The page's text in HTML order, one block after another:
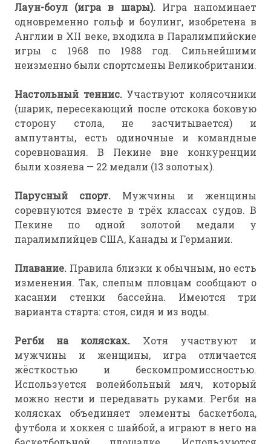
Лаун-боул (игра в шары).Игра напоминает
одновременно гольф и боулинг, изобретена в
Англии в XII веке, входила в Паралимпийские
игры с 1968 по 1988 год. Сильнейшими
неизменно были спортсмены Великобритании.
Настольный теннис.Участвуют колясочники
(шарик, пересекающий после отскока боковую
сторону стола, не засчитывается) и
ампутанты, есть одиночные и командные
соревнования. В Пекине вне конкуренции
были хозяева — 22 медали (13 золотых).
Парусный спорт. Мужчины и женщины
соревнуются вместе в трёх классах судов. В
Пекине по одной золотой медали у
паралимпийцев США, Канады и Германии.
Плавание. Правила близки к обычным, но есть
изменения. Так, слепым пловцам сообщают о
касании стенки бассейна. Имеются три
варианта старта: стоя, сидя и из воды.
Регби на колясках. Хотя участвуют и
мужчины и женщины, игра отличается
жёсткостью и бескомпромиссностью.
Используется волейбольный мяч, который
можно нести и передавать руками. Регби на
колясках объединяет элементы баскетбола,
футбола и хоккея с шайбой, а играют в него на